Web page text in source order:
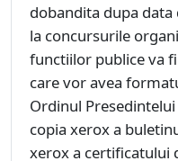
dobandita dupa
la concursurile
functiilor publice va
care vor avea
Ordinul
copia xerox a
xerox a certificatului